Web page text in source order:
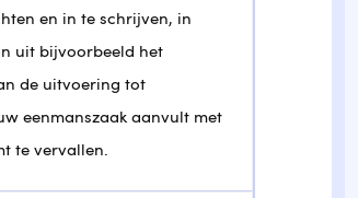
en in te schrijven, in
uit bijvoorbeeld het
de uitvoering tot
eenmanszaak aanvult met
te vervallen.